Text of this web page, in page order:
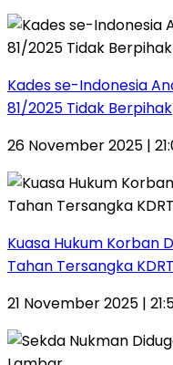
Kades se-Indonesia
81/2025 Tidak Berpihak
26 November 2025 |
Kuasa Hukum Korban
Tahan Tersangka
21 November 2025 |